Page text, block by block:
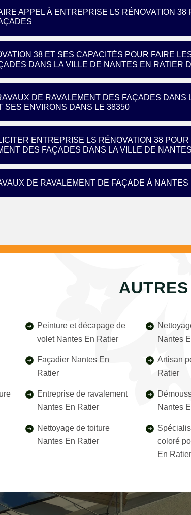
APPEL À ENTREPRISE LS RÉNOVATION 38
38 ET SES CAPACITÉS POUR FAIRE
DANS LA VILLE DE NANTES EN RATIER
DE RAVALEMENT DES FAÇADES DANS
SES ENVIRONS DANS LE 38350
ENTREPRISE LS RÉNOVATION 38
DES FAÇADES DANS LA VILLE DE
DE RAVALEMENT DE FAÇADE À NANTES
Peinture et décapage de
volet Nantes En Ratier
Façadier Nantes En
Ratier
Entreprise de ravalement
Nantes En Ratier
Nettoyage de toiture
Nantes En Ratier
Nantes
Artisan
Ratier
Nantes
coloré
En